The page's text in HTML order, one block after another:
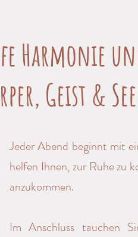
Harmonie
Geist &
Jeder Abend beginnt mit
helfen Ihnen, zur Ruhe zu
anzukommen.
Im Anschluss tauchen